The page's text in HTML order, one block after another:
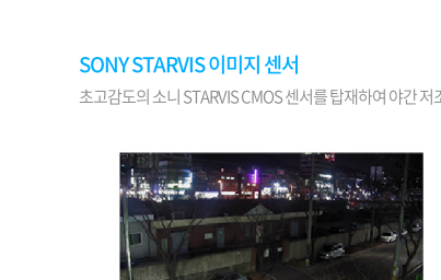
SONY STARVIS 이미지 센서
초고감도의 소니 STARVIS CMOS 센서를 탑재하여 야간